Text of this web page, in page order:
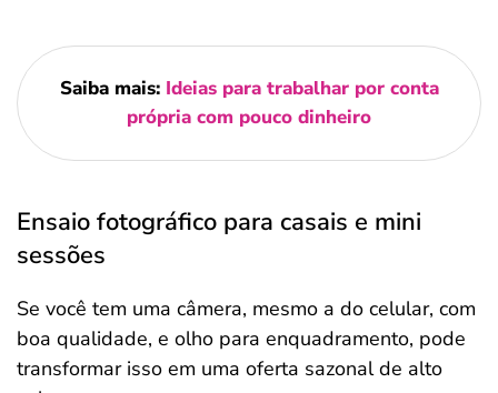
Saiba mais: Ideias para trabalhar por conta
própria com pouco dinheiro
Ensaio fotográfico para casais e mini
sessões
Se você tem uma câmera, mesmo a do celular, com
boa qualidade, e olho para enquadramento, pode
transformar isso em uma oferta sazonal de alto